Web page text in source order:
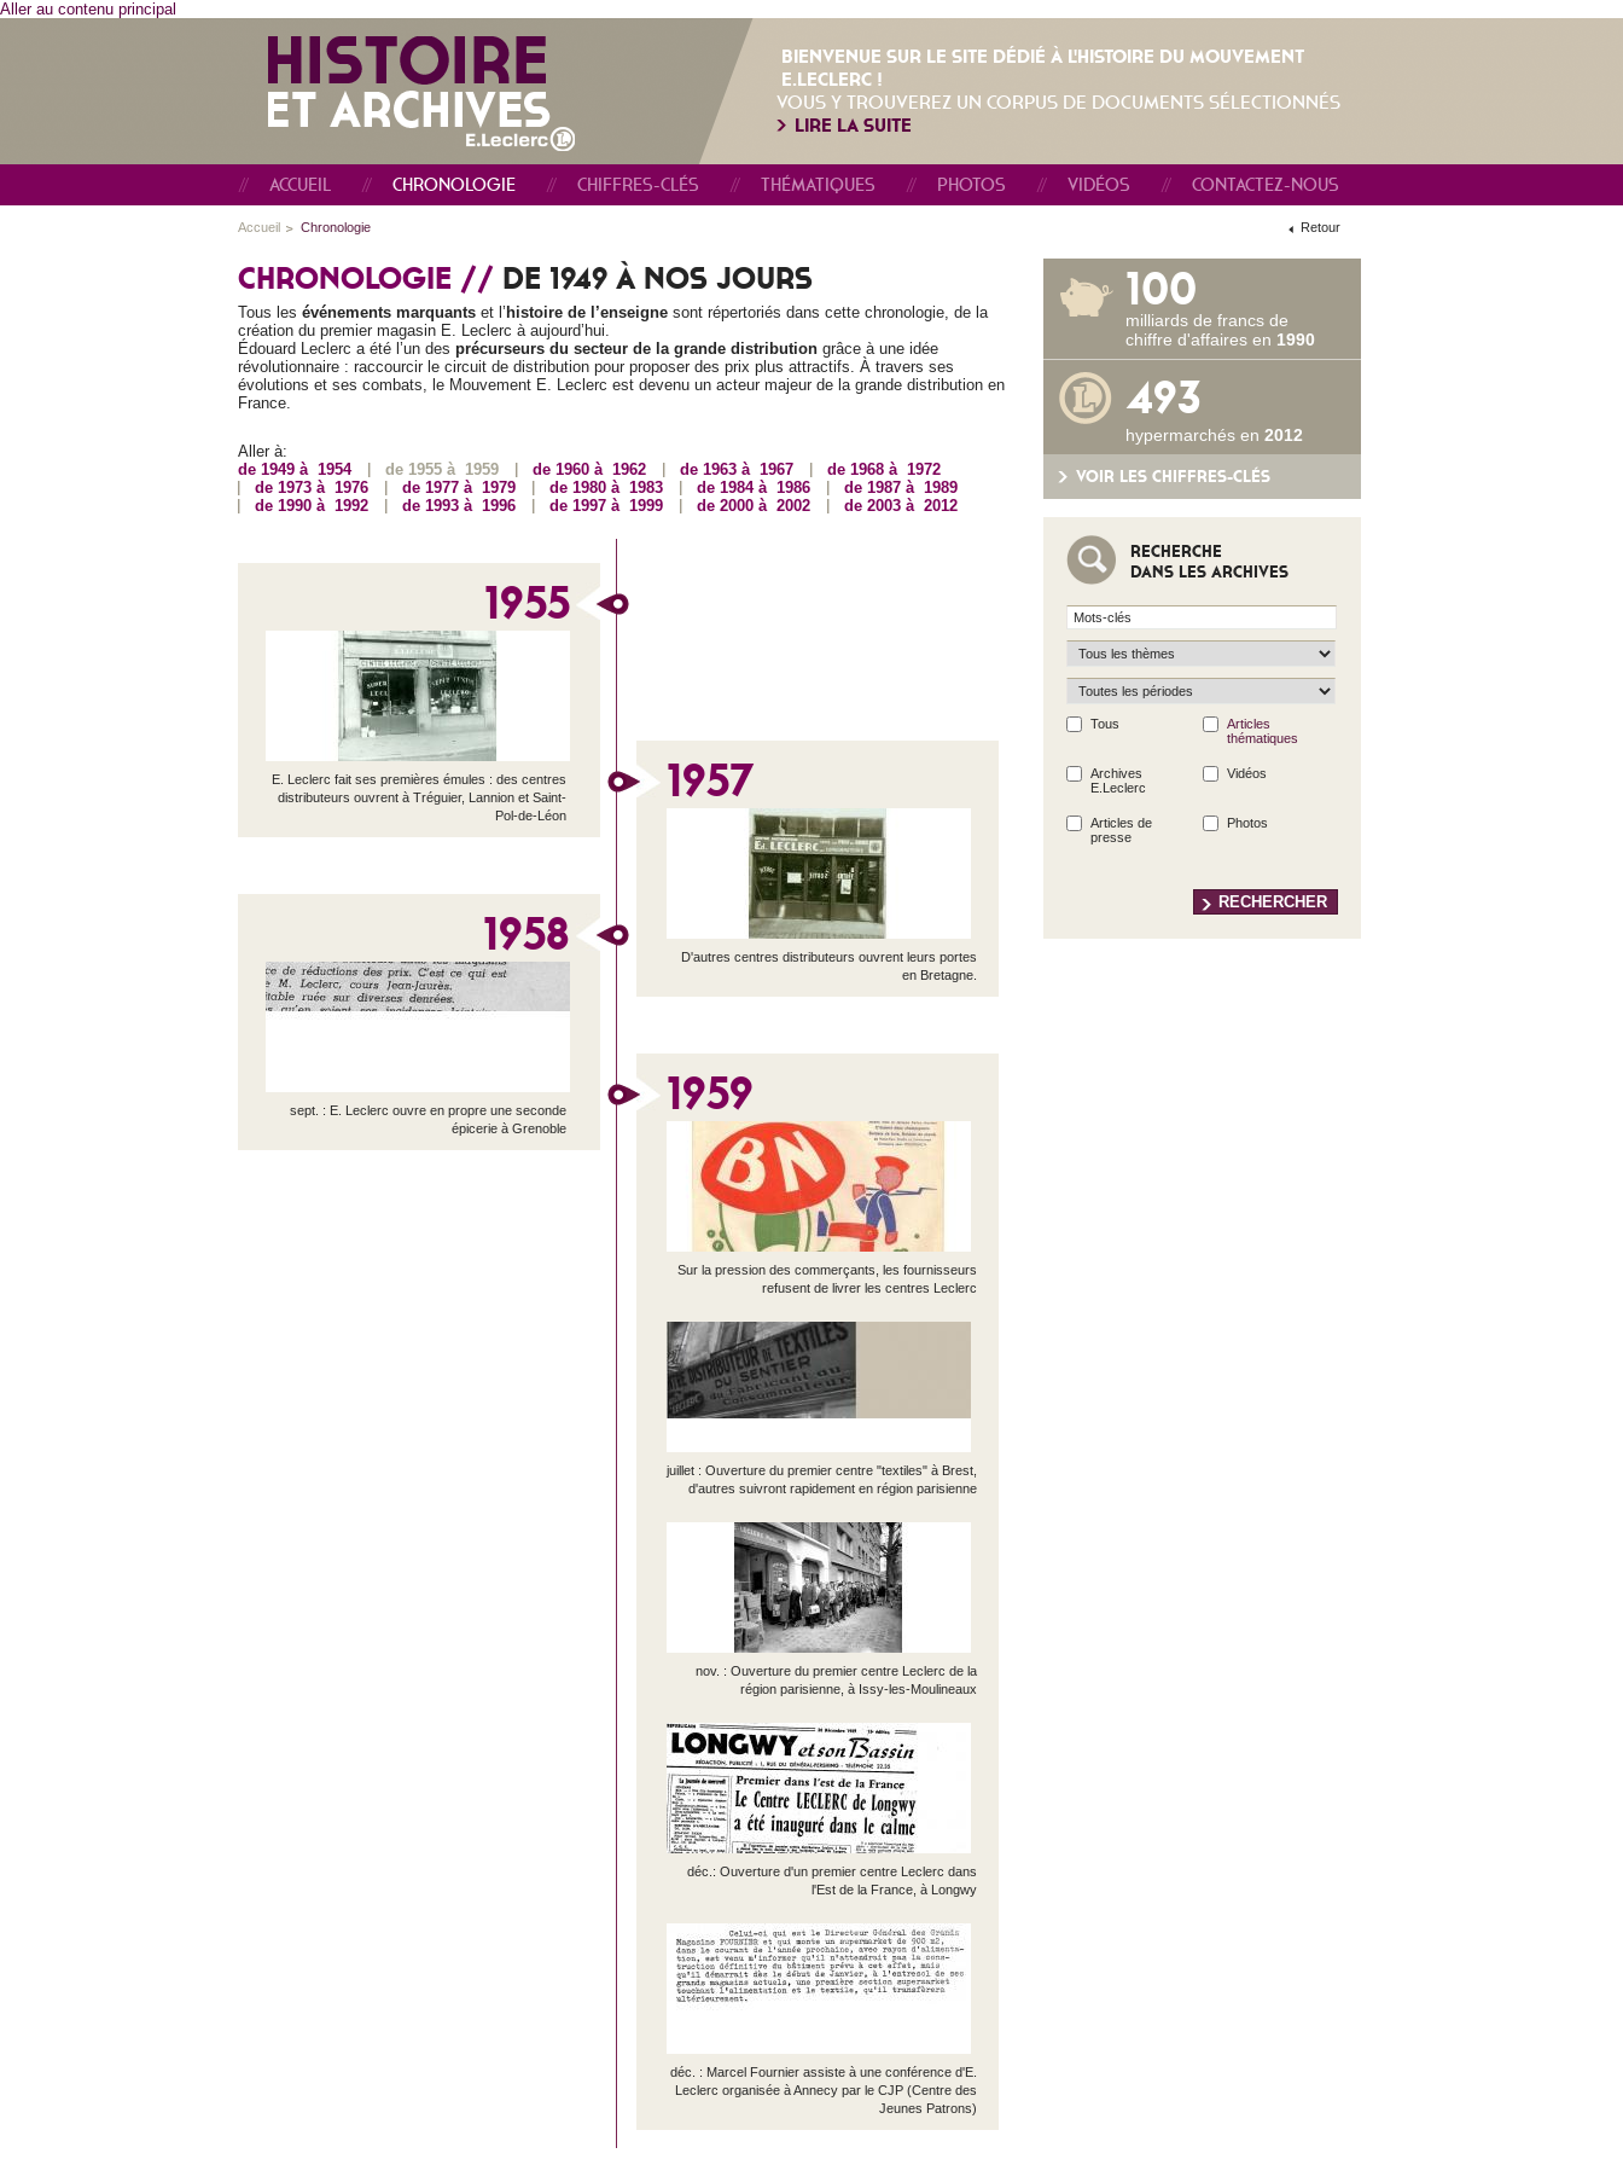
Aller au contenu principal
BIENVENUE SUR LE SITE DÉDIÉ À L'HISTOIRE DU MOUVEMENT
E.LECLERC !
VOUS Y TROUVEREZ UN CORPUS DE DOCUMENTS SÉLECTIONNÉS
LIRE LA SUITE
ACCUEIL CHRONOLOGIE CHIFFRES-CLÉS THÉMATIQUES PHOTOS VIDÉOS CONTACTEZ-NOUS
Accueil Chronologie Retour
CHRONOLOGIE // DE 1949 À NOS JOURS
Tous les événements marquants et l’ histoire de l’enseigne sont répertoriés dans cette chronologie, de la
création du premier magasin E. Leclerc à aujourd’hui.
Édouard Leclerc a été l’un des précurseurs du secteur de la grande distribution grâce à une idée
révolutionnaire : raccourcir le circuit de distribution pour proposer des prix plus attractifs. À travers ses
évolutions et ses combats, le Mouvement E. Leclerc est devenu un acteur majeur de la grande distribution en
France.
Aller à:
de 1949 à 1954
de 1955 à 1959 de 1960 à 1962 de 1963 à 1967
de 1968 à 1972
de 1973 à 1976
de 1977 à 1979 de 1980 à 1983 de 1984 à 1986
de 1987 à 1989
de 1990 à 1992
de 1993 à 1996 de 1997 à 1999 de 2000 à 2002 de 2003 à 2012
1955
E. Leclerc fait ses premières émules : des centres
distributeurs ouvrent à Tréguier, Lannion et Saint-
Pol-de-Léon
1957
D'autres centres distributeurs ouvrent leurs portes
en Bretagne.
1958
sept. : E. Leclerc ouvre en propre une seconde
épicerie à Grenoble
1959
Sur la pression des commerçants, les fournisseurs
refusent de livrer les centres Leclerc
juillet : Ouverture du premier centre "textiles" à Brest,
d'autres suivront rapidement en région parisienne
nov. : Ouverture du premier centre Leclerc de la
région parisienne, à Issy-les-Moulineaux
déc.: Ouverture d'un premier centre Leclerc dans
l'Est de la France, à Longwy
déc. : Marcel Fournier assiste à une conférence d'E.
Leclerc organisée à Annecy par le CJP (Centre des
Jeunes Patrons)
100
milliards de francs de
chiffre d'affaires en 1990
493
hypermarchés en2012
VOIR LES CHIFFRES-CLÉS
RECHERCHE
DANS LES ARCHIVES
Tous
Articles
thématiques
Archives
E.Leclerc
Vidéos
Articles de
presse
Photos